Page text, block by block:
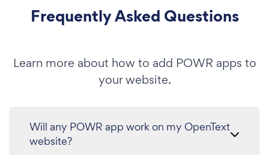
Frequently Asked Questions
Learn more about how to add POWR apps to
your website.
Will any POWR app work on my OpenText
website?